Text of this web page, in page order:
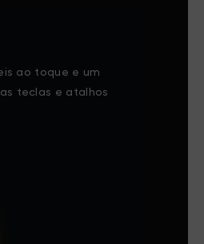
ao toque e um
teclas e atalhos